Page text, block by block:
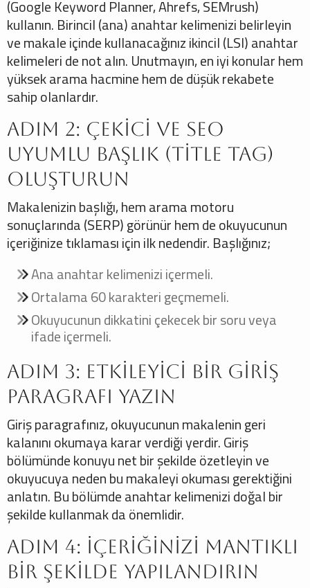
(Google Keyword Planner, Ahrefs, SEMrush)
kullanın. Birincil (ana) anahtar kelimenizi belirleyin
ve makale içinde kullanacağınız ikincil (LSI) anahtar
kelimeleri de not alın. Unutmayın, en iyi konular hem
yüksek arama hacmine hem de düşük rekabete
sahip olanlardır.
Adım 2: Çekici ve SEO
Uyumlu Başlık (Title Tag)
Oluşturun
Makalenizin başlığı, hem arama motoru
sonuçlarında (SERP) görünür hem de okuyucunun
içeriğinize tıklaması için ilk nedendir. Başlığınız;
Ana anahtar kelimenizi içermeli.
Ortalama 60 karakteri geçmemeli.
Okuyucunun dikkatini çekecek bir soru veya
ifade içermeli.
Adım 3: Etkileyici Bir Giriş
Paragrafı Yazın
Giriş paragrafınız, okuyucunun makalenin geri
kalanını okumaya karar verdiği yerdir. Giriş
bölümünde konuyu net bir şekilde özetleyin ve
okuyucuya neden bu makaleyi okuması gerektiğini
anlatın. Bu bölümde anahtar kelimenizi doğal bir
şekilde kullanmak da önemlidir.
Adım 4: İçeriğinizi Mantıklı
Bir Şekilde Yapılandırın